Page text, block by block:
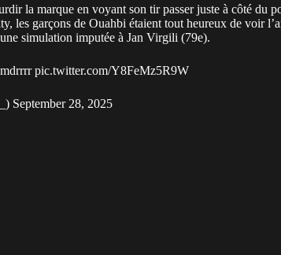
la marque en voyant son tir passer juste à côté du
les garçons de Ouahbi étaient tout heureux de voir
simulation imputée à Jan Virgili (79e).
pic.twitter.com/Y8FeMz5R9W
September 28, 2025